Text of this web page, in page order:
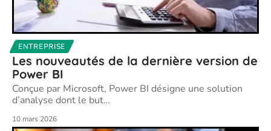
ENTREPRISE
Les nouveautés de la dernière version de
Power BI
Conçue par Microsoft, Power BI désigne une solution
d’analyse dont le but…
10 mars 2026